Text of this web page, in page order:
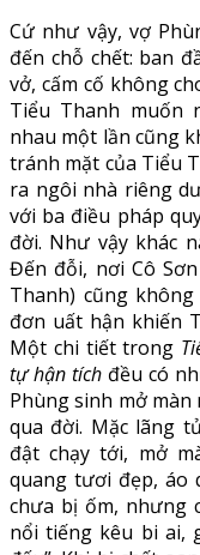
Cứ như vậy, vợ
đến chỗ chết: ban
vở, cấm cố không
Tiểu Thanh muốn
nhau một lần cũng
tránh mặt của Tiểu
ra ngôi nhà riêng
với ba điều pháp
đời. Như vậy khác
Đến đỗi, nơi Cô
Thanh) cũng
đơn uất hận khiến
Một chi tiết trong
tự hận tíchđều có
Phùng sinh mở
qua đời. Mặc lãng
đật chạy tới, mở
quang tươi đẹp, áo
chưa bị ốm, nhưng
nổi tiếng kêu bi ai,